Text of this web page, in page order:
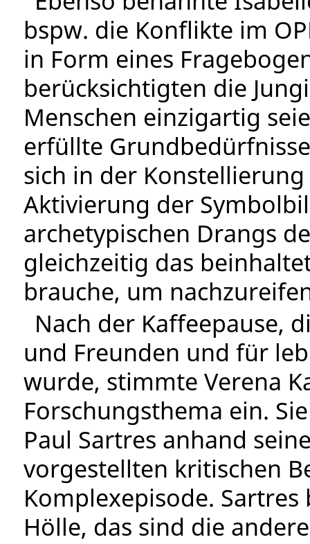
bspw. die Konflikte im
in Form eines
berücksichtigten die
Menschen einzigartig
erfüllte
sich in der
Aktivierung der
archetypischen Drangs
gleichzeitig das
brauche, um
Nach der Kaffeepause,
und Freunden und für
wurde, stimmte Verena
Forschungsthema ein.
Paul Sartres anhand
vorgestellten kritischen
Komplexepisode.
Hölle, das sind die